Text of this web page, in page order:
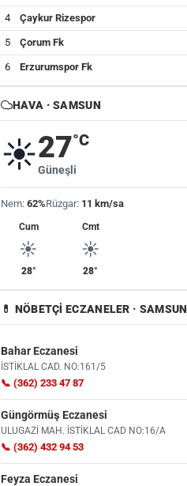
4 Çaykur Rizespor
5 Çorum Fk
6 Erzurumspor Fk
HAVA · SAMSUN
☀️27°C
Güneşli
Nem: 62%Rüzgar: 11 km/sa
Cum
☀️
28°
Cmt
☀️
28°
💊 NÖBETÇI ECZANELER · SAMSUN
Bahar Eczanesi
İSTİKLAL CAD. NO:161/5
📞 (362) 233 47 87
Güngörmüş Eczanesi
ULUGAZİ MAH. İSTİKLAL CAD NO:16/A
📞 (362) 432 94 53
Feyza Eczanesi